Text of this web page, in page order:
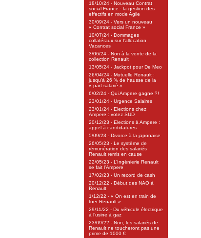
18/10/24 - Nouveau Contrat
social France : la gestion des
effectifs en mode Agile
30/09/24 - Vers un nouveau
« Contrat social France »
10/07/24 - Dommages
collatéraux sur l’allocation
Vacances
3/06/24 - Non à la vente de la
collection Renault
13/05/24 - Jackpot pour De Meo
26/04/24 - Mutuelle Renault :
jusqu’à 26 % de hausse de la
« part salarié »
6/02/24 - Qui Ampere gagne ?!
23/01/24 - Urgence Salaires
23/01/24 - Elections chez
Ampere : votez SUD
20/12/23 - Elections à Ampere :
appel à candidatures
5/09/23 - Divorce à la japonaise
26/05/23 - Le système de
rémunération des salariés
Renault remis en cause
22/05/23 - L’Ingénierie Renault
se fait l’Ampere
17/02/23 - Un record de cash
20/12/22 - Début des NAO à
Renault
1/12/22 - « On est en train de
tuer Renault »
29/11/22 - Du véhicule électrique
à l’usine à gaz
23/09/22 - Non, les salariés de
Renault ne toucheront pas une
prime de 1000 €